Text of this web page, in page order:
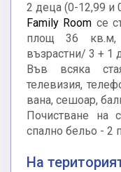
2 деца (0-12,99 и
Family Room се
площ 36 кв.м,
възрастни/ 3 + 1
Във всяка
телевизия,
вана, сешоар,
Почистване на
спално бельо - 2
На